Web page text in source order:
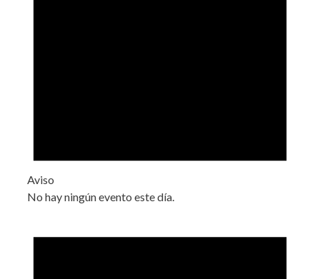
Aviso
No hay ningún evento este día.